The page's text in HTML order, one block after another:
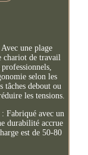
une plage
chariot de travail
selon les
tâches debout ou
les tensions.
Fabriqué avec un
durabilité accrue
est de 50-80